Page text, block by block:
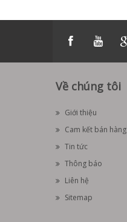
Về chúng tôi
Giới thiệu
Cam kết bán hàng
Tin tức
Thông báo
Liên hệ
Sitemap